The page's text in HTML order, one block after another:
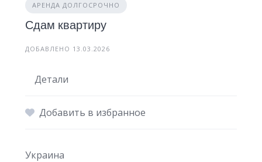
АРЕНДА ДОЛГОСРОЧНО
Сдам квартиру
ДОБАВЛЕНО 13.03.2026
Детали
Добавить в избранное
Украина